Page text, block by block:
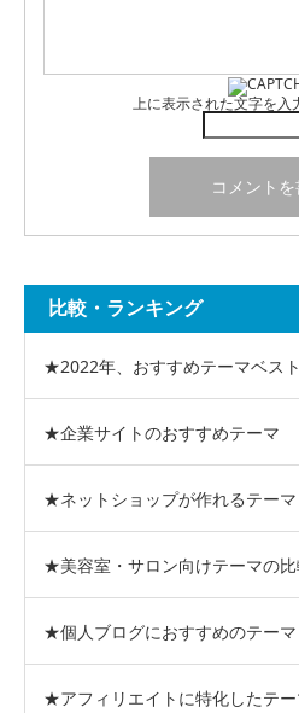
上に表示された文字を入
比較・ランキング
★2022年、おすすめテーマベスト
★企業サイトのおすすめテーマ
★ネットショップが作れるテーマ
★美容室・サロン向けテーマの比
★個人ブログにおすすめのテーマ
★アフィリエイトに特化したテー